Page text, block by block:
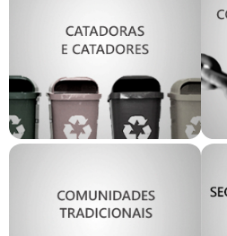
GT Catadores e
Catadoras